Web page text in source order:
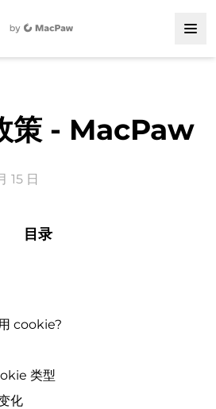
策 - MacPaw
15 日
目录
cookie?
类型
化